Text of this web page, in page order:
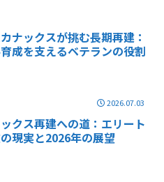
ナックスが挑む長期再建：
成を支えるベテランの役割
2026.07.03
クス再建への道：エリート
現実と2026年の展望